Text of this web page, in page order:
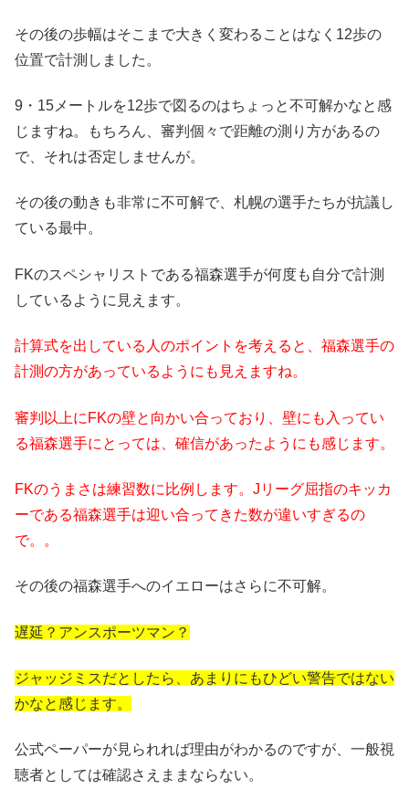
その後の歩幅はそこまで大きく変わることはなく12歩の
位置で計測しました。
9・15メートルを12歩で図るのはちょっと不可解かなと感
じますね。もちろん、審判個々で距離の測り方があるの
で、それは否定しませんが。
その後の動きも非常に不可解で、札幌の選手たちが抗議し
ている最中。
FKのスペシャリストである福森選手が何度も自分で計測
しているように見えます。
計算式を出している人のポイントを考えると、福森選手の
計測の方があっているようにも見えますね。
審判以上にFKの壁と向かい合っており、壁にも入ってい
る福森選手にとっては、確信があったようにも感じます。
FKのうまさは練習数に比例します。Jリーグ屈指のキッカ
ーである福森選手は迎い合ってきた数が違いすぎるの
で。。
その後の福森選手へのイエローはさらに不可解。
遅延？アンスポーツマン？
ジャッジミスだとしたら、あまりにもひどい警告ではない
かなと感じます。
公式ペーパーが見られれば理由がわかるのですが、一般視
聴者としては確認さえままならない。